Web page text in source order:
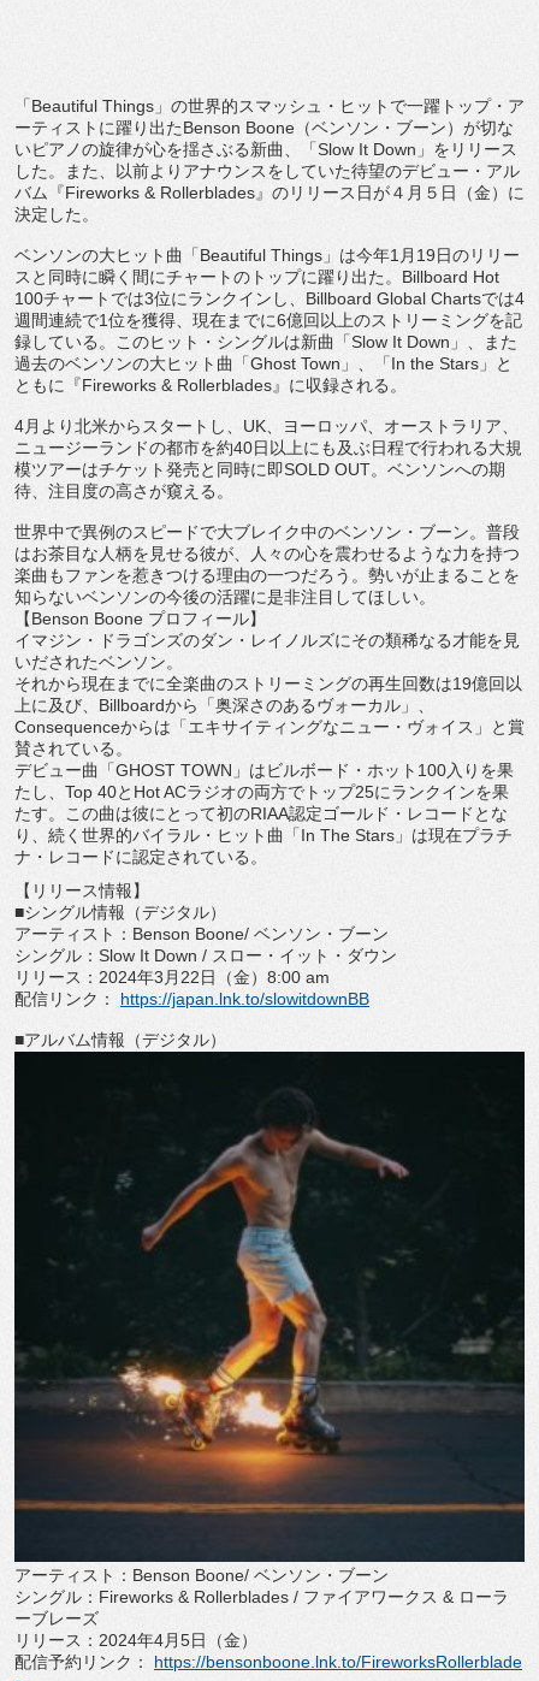
「Beautiful Things」の世界的スマッシュ・ヒットで一躍トップ・ ア
ーティストに躍り出たBenson Boone（ベンソン・ブーン） が切な
いピアノの旋律が心を揺さぶる新曲、「Slow It Down」をリリース
した。また、
以前よりアナウンスをしていた待望のデビュー・アル
バム『Fireworks & Rollerblades』のリリース日が４月５日（金） に
決定した。
ベンソンの大ヒット曲「Beautiful Things」 は今年1月19日のリリー
スと同時に瞬く間にチャートのトップに躍り出た。Billboard Hot
100チャートでは3位にランクインし、Billboard Global Chartsでは4
週間連続で1位を獲得、 現在までに6億回以上のストリーミングを記
録している。
このヒット・シングルは新曲「Slow It Down」、また
過去のベンソンの大ヒット曲「Ghost Town」、「In the Stars」と
ともに『Fireworks & Rollerblades』に収録される。
4月より北米からスタートし、UK、ヨーロッパ、 オーストラリア、
ニュージーランドの都市を約40日以上にも及ぶ日程で行われる大規
模ツアーはチケット発売と同時に即SOLD OUT。ベンソンへの期
待、注目度の高さが窺える。
世界中で異例のスピードで大ブレイク中のベンソン・ブーン。 普段
はお茶目な人柄を見せる彼が、
人々の心を震わせるような力を持つ
楽曲もファンを惹きつける理由の一つだろう。 勢いが止まることを
知らないベンソンの今後の活躍に是非注目してほしい。
【Benson Boone プロフィール】
イマジン・ドラゴンズのダン・ レイノルズにその類稀なる才能を見
いだされたベンソン。
それから現在までに全楽曲のストリーミングの再生回数は19億回 以
上に及び、Billboardから「奥深さのあるヴォーカル」
Consequenceからは「エキサイティングなニュー・ ヴォイス」と賞
賛されている。
デビュー曲「GHOST TOWN」はビルボード・ホット100入りを果
たし、Top 40とHot ACラジオの両方でトップ25にランクインを果
たす。
この曲は彼にとって初のRIAA認定ゴールド・レコードとな
り、 続く世界的バイラル・ヒット曲「In The Stars」は現在プラチ
ナ・レコードに認定されている。
【リリース情報】
■シングル情報（デジタル）
アーティスト：Benson Boone/ ベンソン・ブーン
シングル：Slow It Down / スロー・イット・ダウン
リリース：2024年3月22日（金）8:00 am
配信リンク： https://japan.lnk.to/slowitdownBB
■アルバム情報（デジタル）
アーティスト：Benson Boone/ ベンソン・ブーン
シングル：Fireworks & Rollerblades / ファイアワークス & ローラ
ーブレーズ
リリース：2024年4月5日（金）
配信予約リンク： https://bensonboone.lnk.to/FireworksRollerblade